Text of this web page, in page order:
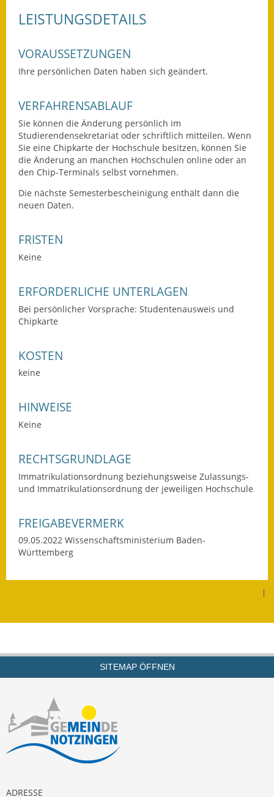
Was erledige ich wo?
Leben
Bauen und Wohnen
Bauwasser/Wasser/Abwasser
Bebauungspläne
Landessanierungsprogramm
Mietspiegel
Kernzeitbetreuung
Integration und Asyl
Kinderbetreuung
Breitbandausbau
Freizeit
LEISTUNGSDETAILS
VORAUSSETZUNGEN
Ihre persönlichen Daten haben sich geändert.
VERFAHRENSABLAUF
Sie können die Änderung persönlich im
Studierendensekretariat oder schriftlich mitteilen. Wenn
Sie eine Chipkarte der Hochschule besitzen, können Sie
die Änderung an manchen Hochschulen online oder an
den Chip-Terminals selbst vornehmen.
Die nächste Semesterbescheinigung enthält dann die
neuen Daten.
FRISTEN
Keine
ERFORDERLICHE UNTERLAGEN
Bei persönlicher Vorsprache: Studentenausweis und
Chipkarte
KOSTEN
keine
HINWEISE
Keine
RECHTSGRUNDLAGE
Immatrikulationsordnung beziehungsweise Zulassungs-
und Immatrikulationsordnung der jeweiligen Hochschule
FREIGABEVERMERK
09.05.2022 Wissenschaftsministerium Baden-
Württemberg
|
SITEMAP ÖFFNEN
ADRESSE